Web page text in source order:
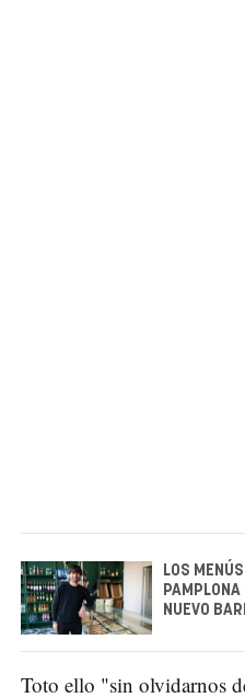
LOS
PAMPLONA
NUEVO
Toto ello "sin olvidarnos